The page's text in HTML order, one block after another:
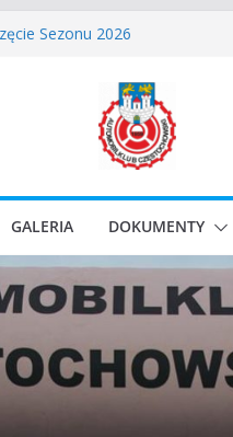
Prezydenta Miasta Gliwice
Sezonu 2026
odwołany.
GALERIA DOKUMENTY